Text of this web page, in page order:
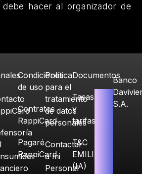
debe hacer al organizador de
Condiciones
de uso
Contratos
RappiCard
Pagaré
RappiCard
Política
para el
tratamiento
de datos
personales
Contactar
a mi
Personal
Documentos
Tasas
y
tarifas
T&C
EMILIA
(IA)
Banco
S.A.